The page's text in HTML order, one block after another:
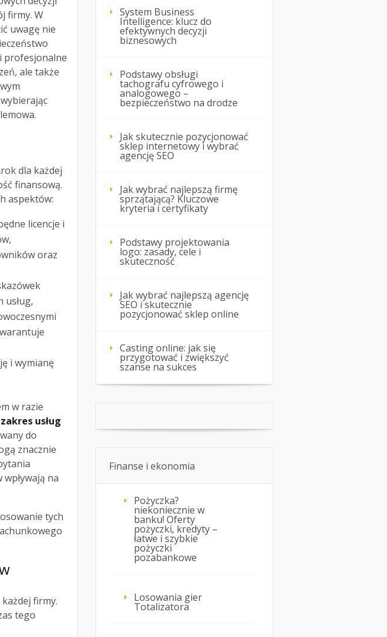
firmy. W
uwagę nie
profesjonalne
ale także
dla każdej
finansową.
aspektów:
licencje i
oraz
usług,
i wymianę
w razie
zakres usług
do
znacznie
na
tych
firmy.
tego
System Business
Intelligence: klucz do
efektywnych decyzji
biznesowych
Podstawy obsługi
tachografu cyfrowego i
analogowego –
bezpieczeństwo na drodze
Jak skutecznie pozycjonować
sklep internetowy i wybrać
agencję SEO
Jak wybrać najlepszą firmę
sprzątającą? Kluczowe
kryteria i certyfikaty
Podstawy projektowania
logo: zasady, cele i
skuteczność
Jak wybrać najlepszą agencję
SEO i skutecznie
pozycjonować sklep online
Casting online: jak się
przygotować i zwiększyć
szanse na sukces
Finanse i ekonomia
Pożyczka?
niekoniecznie w
banku! Oferty
pożyczki, kredyty –
łatwe i szybkie
pożyczki
pozabankowe
Losowania gier
Totalizatora